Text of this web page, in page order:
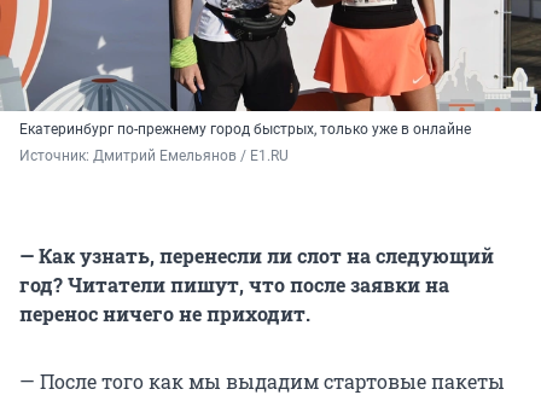
Екатеринбург по-прежнему город быстрых, только уже в онлайне
Источник: Дмитрий Емельянов / E1.RU
— Как узнать, перенесли ли слот на следующий
год? Читатели пишут, что после заявки на
перенос ничего не приходит.
— После того как мы выдадим стартовые пакеты